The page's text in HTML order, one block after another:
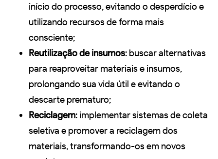
início do processo, evitando o desperdício e
utilizando recursos de forma mais
consciente;
Reutilização de insumos: buscar alternativas
para reaproveitar materiais e insumos,
prolongando sua vida útil e evitando o
descarte prematuro;
Reciclagem: implementar sistemas de coleta
seletiva e promover a reciclagem dos
materiais, transformando-os em novos